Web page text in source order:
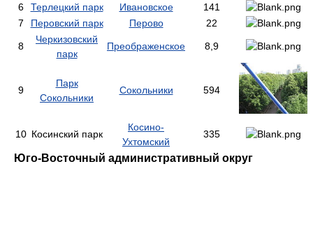
6 Терлецкий парк Ивановское
141
7
Перовский парк Перово 22
8
Черкизовский
парк
Преображенское 8,9
9
Парк
Сокольники
Сокольники 594
10 Косинский парк
Косино-
Ухтомский
335
Юго-Восточный административный округ